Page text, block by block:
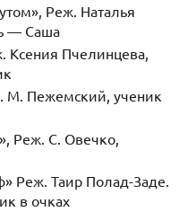
Реж. Наталья
— Саша
Ксения Пчелинцева,
М. Пежемский, ученик
Реж. С. Овечко,
Реж. Таир Полад-Заде.
в очках